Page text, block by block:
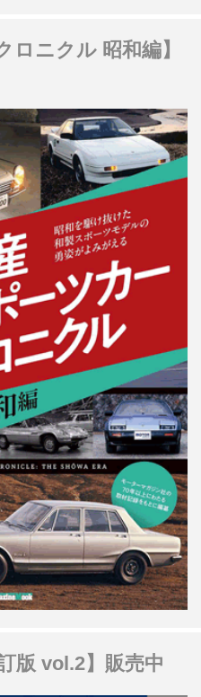
ロニクル 昭和編】
版 vol.2】販売中